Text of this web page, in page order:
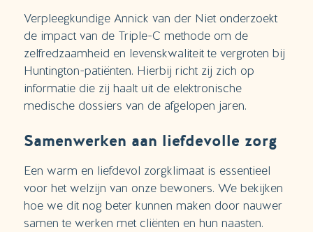
Verpleegkundige Annick van der Niet onderzoekt
de impact van de Triple-C methode om de
zelfredzaamheid en levenskwaliteit te vergroten bij
Huntington-patiënten. Hierbij richt zij zich op
informatie die zij haalt uit de elektronische
medische dossiers van de afgelopen jaren.
Samenwerken aan liefdevolle zorg
Een warm en liefdevol zorgklimaat is essentieel
voor het welzijn van onze bewoners. We bekijken
hoe we dit nog beter kunnen maken door nauwer
samen te werken met cliënten en hun naasten.